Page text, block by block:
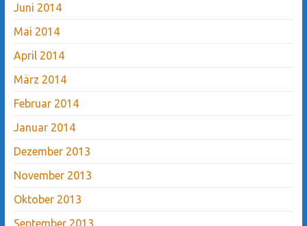
Juni 2014
Mai 2014
April 2014
März 2014
Februar 2014
Januar 2014
Dezember 2013
November 2013
Oktober 2013
September 2013